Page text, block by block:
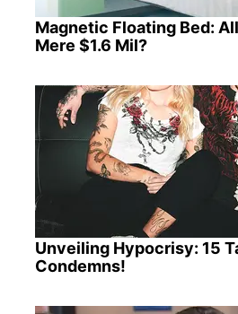
Magnetic Floating Bed:
Mere $1.6 Mil?
Unveiling Hypocrisy: 15
Condemns!